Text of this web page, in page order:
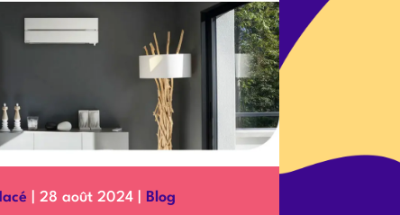
28 août 2024| Blog